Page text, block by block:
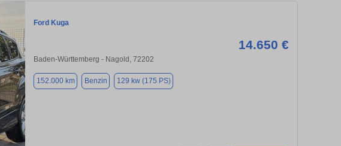
Ford Kuga
14.650 €
Baden-Württemberg - Nagold, 72202
152.000 km Benzin 129 kw (175 PS)